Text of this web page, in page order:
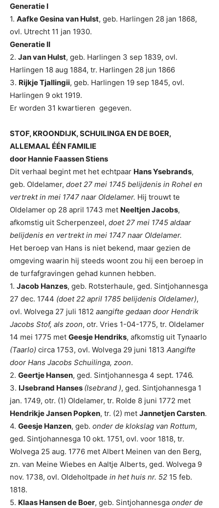
Generatie I
1. Aafke Gesina van Hulst, geb. Harlingen 28 jan 1868,
ovl. Utrecht 11 jan 1930.
Generatie II
2. Jan van Hulst, geb. Harlingen 3 sep 1839, ovl.
Harlingen 18 aug 1884, tr. Harlingen 28 jun 1866
3. Rijkje Tjallingii, geb. Harlingen 19 sep 1845, ovl.
Harlingen 9 okt 1919.
Er worden 31 kwartieren gegeven.
STOF, KROONDIJK, SCHUILINGA EN DE BOER,
ALLEMAAL ÉÉN FAMILIE
door Hannie Faassen Stiens
Dit verhaal begint met het echtpaar Hans Ysebrands,
geb. Oldelamer, doet 27 mei 1745 belijdenis in Rohel en
vertrekt in mei 1747 naar Oldelamer. Hij trouwt te
Oldelamer op 28 april 1743 met Neeltjen Jacobs,
afkomstig uit Scherpenzeel, doet 27 mei 1745 aldaar
belijdenis en vertrekt in mei 1747 naar Oldelamer.
Het beroep van Hans is niet bekend, maar gezien de
omgeving waarin hij steeds woont zou hij een beroep in
de turfafgravingen gehad kunnen hebben.
1. Jacob Hanzes, geb. Rotsterhaule, ged. Sintjohannesga
27 dec. 1744 (doet 22 april 1785 belijdenis Oldelamer),
ovl. Wolvega 27 juli 1812 aangifte gedaan door Hendrik
Jacobs Stof, als zoon, otr. Vries 1-04-1775, tr. Oldelamer
14 mei 1775 met Geesje Hendriks, afkomstig uit Tynaarlo
(Taarlo) circa 1753, ovl. Wolvega 29 juni 1813 Aangifte
door Hans Jacobs Schuilinga, zoon.
2. Geertje Hansen, ged. Sintjohannesga 4 sept. 1746.
3. IJsebrand Hanses (Isebrand ), ged. Sintjohannesga 1
jan. 1749, otr. (1) Oldelamer, tr. Rolde 8 juni 1772 met
Hendrikje Jansen Popken, tr. (2) met Jannetjen Carsten.
4. Geesje Hanzen, geb. onder de klokslag van Rottum,
ged. Sintjohannesga 10 okt. 1751, ovl. voor 1818, tr.
Wolvega 25 aug. 1776 met Albert Meinen van den Berg,
zn. van Meine Wiebes en Aaltje Alberts, ged. Wolvega 9
nov. 1738, ovl. Oldeholtpade in het huis nr. 52 15 feb.
1818.
5. Klaas Hansen de Boer, geb. Sintjohannesga onder de